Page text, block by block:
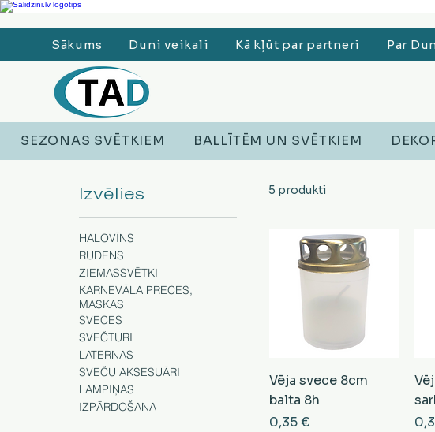
Ledusskapji, Sadzīves tehnika, Smaržas, Operatīvā atmiņa, Putekļu sūcēji, Lego, Austiņas
Sākums Duni veikali Kā kļūt par partneri Par
SEZONAS SVĒTKIEM BALLĪTĒM UN SVĒTKIEM
Izvēlies
HALOVĪNS
RUDENS
ZIEMASSVĒTKI
KARNEVĀLA PRECES,
MASKAS
SVECES
SVEČTURI
LATERNAS
SVEČU AKSESUĀRI
LAMPIŅAS
IZPĀRDOŠANA
5 produkti
Vēja svece 8cm
balta 8h
Cena
0,35 €